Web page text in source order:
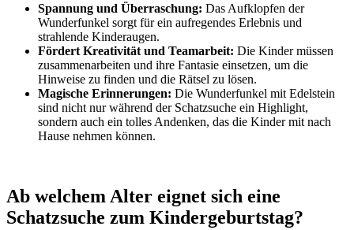
Spannung und Überraschung: Das Aufklopfen der
Wunderfunkel sorgt für ein aufregendes Erlebnis und
strahlende Kinderaugen.
Fördert Kreativität und Teamarbeit: Die Kinder müssen
zusammenarbeiten und ihre Fantasie einsetzen, um die
Hinweise zu finden und die Rätsel zu lösen.
Magische Erinnerungen: Die Wunderfunkel mit Edelstein
sind nicht nur während der Schatzsuche ein Highlight,
sondern auch ein tolles Andenken, das die Kinder mit nach
Hause nehmen können.
Ab welchem Alter eignet sich eine
Schatzsuche zum Kindergeburtstag?